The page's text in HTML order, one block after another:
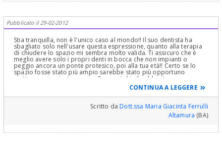
Pubblicato il 29-02-2012
Stia tranquilla, non è l'unico caso al mondo!! Il suo dentista ha
sbagliato solo nell'usare questa espressione, quanto alla terapia
di chiudere lo spazio mi sembra molto valida. Ti assicuro che è
meglio avere solo i propri denti in bocca che non impianti o
peggio ancora un ponte protesico, poi alla tua età!! Certo se lo
spazio fosse stato più ampio sarebbe stato più opportuno
mettere un impianto ma con 3 mm, si chiude abbastanza
rapidamente, soprattutto all'arcata superiore. Stai tranquilla si
risolverà tutto benissimo: non piangere per questo!!! buona
fortuna
CONTINUA A LEGGERE
Scritto daDott.ssa Maria Giacinta Ferrulli
Altamura (BA)